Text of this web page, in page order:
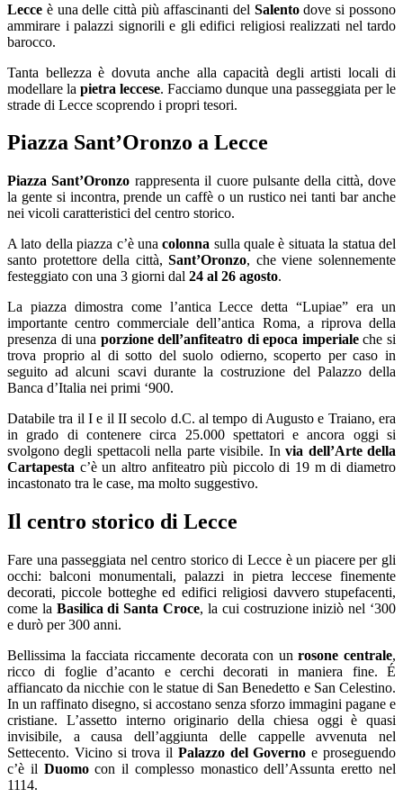
Lecce è una delle città più affascinanti del Salentodove si possono
ammirare i palazzi signorili e gli edifici religiosi realizzati nel tardo
barocco.
Tanta bellezza è dovuta anche alla capacità degli artisti locali di
modellare la pietra leccese. Facciamo dunque una passeggiata per le
strade di Lecce scoprendo i propri tesori.
Piazza Sant’Oronzo a Lecce
Piazza Sant’Oronzo rappresenta il cuore pulsante della città, dove
la gente si incontra, prende un caffè o un rustico nei tanti bar anche
nei vicoli caratteristici del centro storico.
A lato della piazza c’è unacolonna sulla quale è situata la statua del
santo protettore della città,Sant’Oronzo, che viene solennemente
festeggiato con una 3 giorni dal 24 al 26 agosto.
La piazza dimostra come l’antica Lecce detta “Lupiae” era un
importante centro commerciale dell’antica Roma, a riprova della
presenza di una porzione dell’anfiteatro di epoca imperialeche si
trova proprio al di sotto del suolo odierno, scoperto per caso in
seguito ad alcuni scavi durante la costruzione del Palazzo della
Banca d’Italia nei primi ‘900.
Databile tra il I e il II secolo d.C. al tempo di Augusto e Traiano, era
in grado di contenere circa 25.000 spettatori e ancora oggi si
svolgono degli spettacoli nella parte visibile. Invia dell’Arte della
Cartapesta c’è un altro anfiteatro più piccolo di 19 m di diametro
incastonato tra le case, ma molto suggestivo.
Il centro storico di Lecce
Fare una passeggiata nel centro storico di Lecce è un piacere per gli
occhi: balconi monumentali, palazzi in pietra leccese finemente
decorati, piccole botteghe ed edifici religiosi davvero stupefacenti,
come la Basilica di Santa Croce, la cui costruzione iniziò nel ‘300
e durò per 300 anni.
Bellissima la facciata riccamente decorata con unrosone centrale,
ricco di foglie d’acanto e cerchi decorati in maniera fine. É
affiancato da nicchie con le statue di San Benedetto e San Celestino.
In un raffinato disegno, si accostano senza sforzo immagini pagane e
cristiane. L’assetto interno originario della chiesa oggi è quasi
invisibile, a causa dell’aggiunta delle cappelle avvenuta nel
Settecento. Vicino si trova il Palazzo del Governo e proseguendo
c’è il Duomocon il complesso monastico dell’Assunta eretto nel
1114.